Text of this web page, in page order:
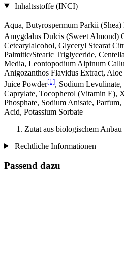
Inhaltsstoffe (INCI)
Aqua, Butyrospermum Parkii (Shea)
Amygdalus Dulcis (Sweet Almond)
Cetearylalcohol, Glyceryl Stearat
Palmitic/Stearic Triglyceride,
Media, Leontopodium Alpinum
Anigozanthos Flavidus Extract,
Juice Powder[1], Sodium
Caprylate, Tocopherol (Vitamin E),
Phosphate, Sodium Anisate,
Acid, Potassium Sorbate
Zutat aus biologischem Anbau
Rechtliche Informationen
Passend dazu